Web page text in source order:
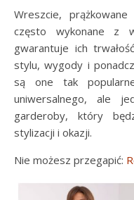
Wreszcie,
często wykonane z
gwarantuje ich
stylu, wygody i
są one tak
uniwersalnego, ale
garderoby, który
stylizacji i okazji.
Nie możesz przegapić: